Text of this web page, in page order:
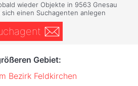
wieder Objekte in 9563 Gnesau
einen Suchagenten anlegen
Gebiet:
Bezirk Feldkirchen